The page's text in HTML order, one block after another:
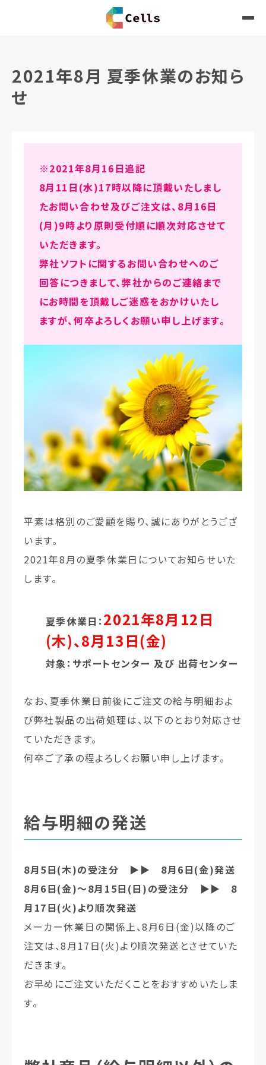
2021年8月 夏季休業のお知ら
せ
※2021年8月16日追記
8月11日(水)17時以降に頂戴いたしまし
たお問い合わせ及びご注文は、8月16日
(月)9時より原則受付順に順次対応させて
いただきます。
弊社ソフトに関するお問い合わせへのご
回答につきまして、弊社からのご連絡まで
にお時間を頂戴しご迷惑をおかけいたし
ますが、何卒よろしくお願い申し上げます。
平素は格別のご愛顧を賜り、誠にありがとうござ
います。
2021年8月の夏季休業日 についてお知らせいた
します。
夏季休業日： 2021年8月12日
(木)、8月13日(金)
対象：サポートセンター 及び 出荷センター
なお、夏季休業日前後にご注文の給与明細およ
び弊社製品の出荷処理は、以下のとおり対応させ
ていただきます。
何卒ご了承の程よろしくお願い申し上げます。
給与明細の発送
8月5日(木)の受注分 ▶︎▶︎ 8月6日(金)発送
8月6日(金)〜8月15日(日)の受注分 ▶︎▶︎ 8
月17日(火)より順次発送
メーカー休業日の関係上、8月6日(金)以降のご
注文は、8月17日(火)より順次発送とさせていた
だきます。
お早めにご注文いただくことをおすすめいたしま
す。